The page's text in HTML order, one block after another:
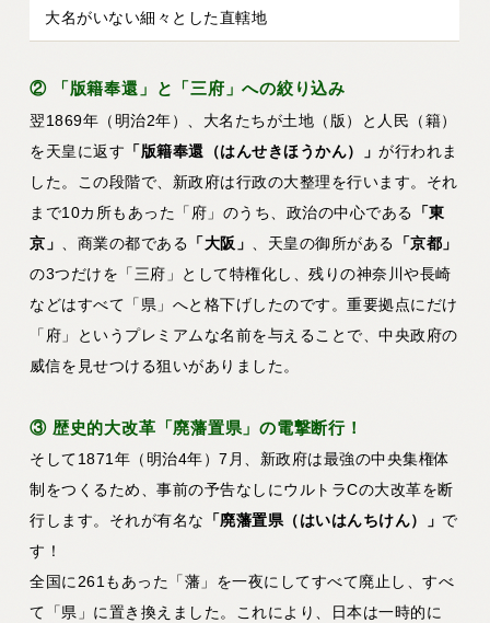
大名がいない細々とした直轄地
② 「版籍奉還」と「三府」への絞り込み
翌1869年（明治2年）、大名たちが土地（版）と人民（籍）
を天皇に返す 「版籍奉還（はんせきほうかん）」が行われま
した。この段階で、新政府は行政の大整理を行います。それ
まで10カ所もあった「府」のうち、政治の中心である
「東
京」
、商業の都である 「大阪」 、天皇の御所がある
「京都」
の3つだけを「三府」として特権化し、残りの神奈川や長崎
などはすべて「県」へと格下げしたのです。重要拠点にだけ
「府」というプレミアムな名前を与えることで、中央政府の
威信を見せつける狙いがありました。
③ 歴史的大改革「廃藩置県」の電撃断行！
そして1871年（明治4年）7月、新政府は最強の中央集権体
制をつくるため、事前の予告なしにウルトラCの大改革を断
行します。それが有名な
「廃藩置県（はいはんちけん）」 で
す！
全国に261もあった「藩」を一夜にしてすべて廃止し、すべ
て「県」に置き換えました。これにより、日本は一時的に